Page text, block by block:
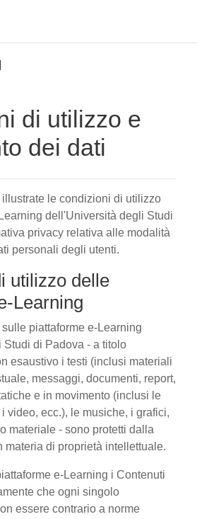
di utilizzo e
dei dati
le condizioni di utilizzo
dell'Università degli Studi
privacy relativa alle modalità
personali degli utenti.
utilizzo delle
Learning
sulle piattaforme e-Learning
Studi di Padova - a titolo
esaustivo i testi (inclusi materiali
messaggi, documenti, report,
e in movimento (inclusi le
video, ecc.), le musiche, i grafici,
materiale - sono protetti dalla
materia di proprietà intellettuale.
e-Learning i Contenuti
che ogni singolo
essere contrario a norme